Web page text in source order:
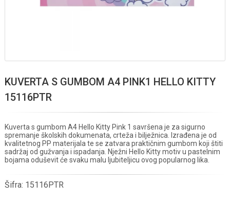
KUVERTA S GUMBOM A4 PINK1 HELLO KITTY
15116PTR
Kuverta s gumbom A4 Hello Kitty Pink 1 savršena je za sigurno
spremanje školskih dokumenata, crteža i bilježnica. Izrađena je od
kvalitetnog PP materijala te se zatvara praktičnim gumbom koji štiti
sadržaj od gužvanja i ispadanja. Nježni Hello Kitty motiv u pastelnim
bojama oduševit će svaku malu ljubiteljicu ovog popularnog lika.
Šifra: 15116PTR